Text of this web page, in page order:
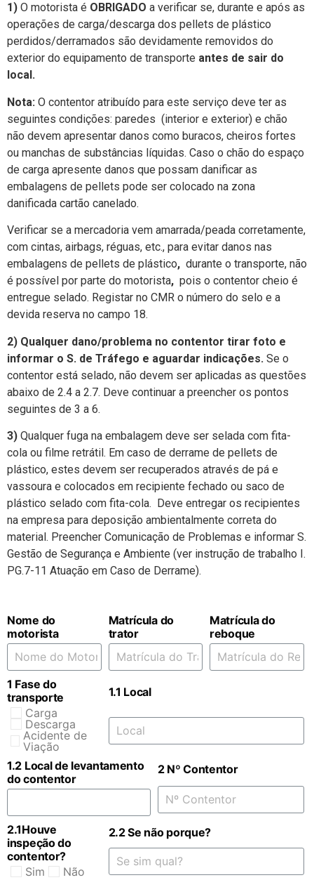
1) O motorista é OBRIGADO a verificar se, durante e após as
operações de carga/descarga dos pellets de plástico
perdidos/derramados são devidamente removidos do
exterior do equipamento de transporte antes de sair do
local.
Nota: O contentor atribuído para este serviço deve ter as
seguintes condições: paredes (interior e exterior) e chão
não devem apresentar danos como buracos, cheiros fortes
ou manchas de substâncias líquidas. Caso o chão do espaço
de carga apresente danos que possam danificar as
embalagens de pellets pode ser colocado na zona
danificada cartão canelado.
Verificar se a mercadoria vem amarrada/peada corretamente,
com cintas, airbags, réguas, etc., para evitar danos nas
embalagens de pellets de plástico, durante o transporte, não
é possível por parte do motorista, pois o contentor cheio é
entregue selado. Registar no CMR o número do selo e a
devida reserva no campo 18.
2) Qualquer dano/problema no contentor tirar foto e
informar o S. de Tráfego e aguardar indicações. Se o
contentor está selado, não devem ser aplicadas as questões
abaixo de 2.4 a 2.7. Deve continuar a preencher os pontos
seguintes de 3 a 6.
3) Qualquer fuga na embalagem deve ser selada com fita-
cola ou filme retrátil. Em caso de derrame de pellets de
plástico, estes devem ser recuperados através de pá e
vassoura e colocados em recipiente fechado ou saco de
plástico selado com fita-cola. Deve entregar os recipientes
na empresa para deposição ambientalmente correta do
material. Preencher Comunicação de Problemas e informar S.
Gestão de Segurança e Ambiente (ver instrução de trabalho I.
PG.7-11 Atuação em Caso de Derrame).
Nome do
motorista
Matrícula do
trator
Matrícula do
reboque
1 Fase do
transporte
Carga
Descarga
Acidente de
Viação
1.1 Local
1.2 Local de levantamento
do contentor
2 Nº Contentor
2.1Houve
inspeção do
contentor?
Sim
Não
2.2 Se não porque?